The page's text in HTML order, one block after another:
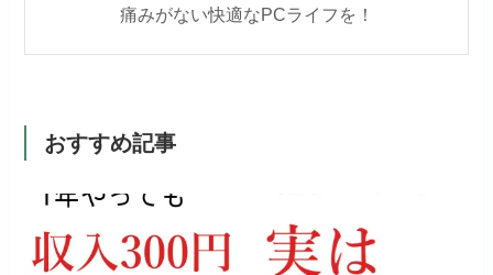
痛みがない快適なPCライフを！
おすすめ記事